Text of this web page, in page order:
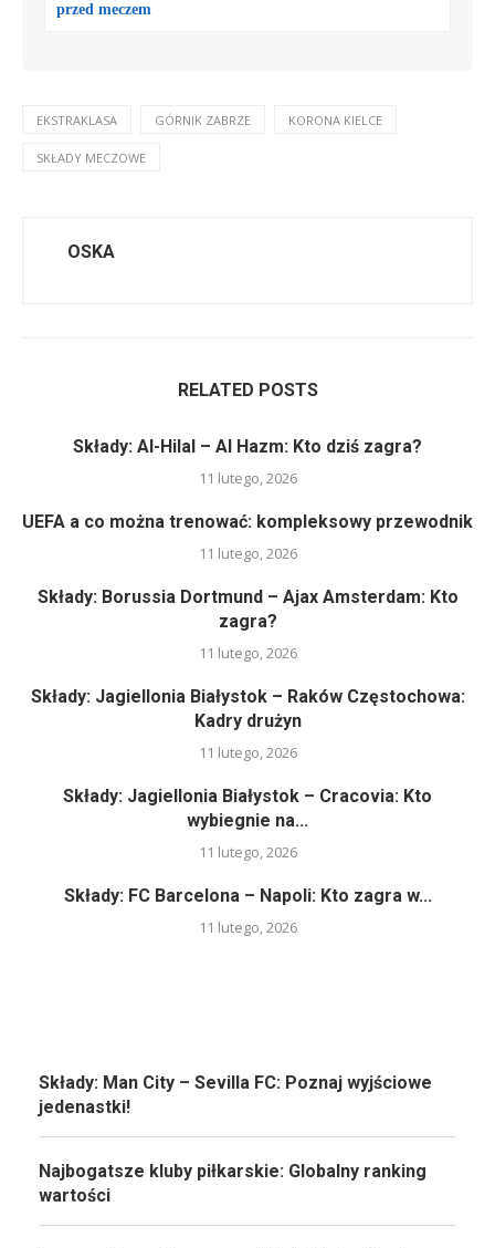
przed meczem
EKSTRAKLASA GÓRNIK ZABRZE KORONA KIELCE
SKŁADY MECZOWE
OSKA
RELATED POSTS
Składy: Al-Hilal – Al Hazm: Kto dziś zagra?
11 lutego, 2026
UEFA a co można trenować: kompleksowy przewodnik
11 lutego, 2026
Składy: Borussia Dortmund – Ajax Amsterdam: Kto
zagra?
11 lutego, 2026
Składy: Jagiellonia Białystok – Raków Częstochowa:
Kadry drużyn
11 lutego, 2026
Składy: Jagiellonia Białystok – Cracovia: Kto
wybiegnie na...
11 lutego, 2026
Składy: FC Barcelona – Napoli: Kto zagra w...
11 lutego, 2026
Składy: Man City – Sevilla FC: Poznaj wyjściowe
jedenastki!
Najbogatsze kluby piłkarskie: Globalny ranking
wartości